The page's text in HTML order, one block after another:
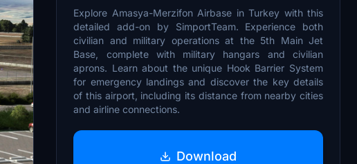
Explore Amasya-Merzifon Airbase in Turkey with this
detailed add-on by SimportTeam. Experience both
civilian and military operations at the 5th Main Jet
Base, complete with military hangars and civilian
aprons. Learn about the unique Hook Barrier System
for emergency landings and discover the key details
of this airport, including its distance from nearby cities
and airline connections.
Download